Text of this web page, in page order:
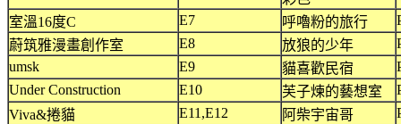
室溫16度C
E7 呼嚕粉的旅行
蔚筑雅漫畫創作室
E8 放狼的少年
umsk
E9 貓喜歡民宿
Under Construction
E10 芙子煉的藝想室
Viva&捲貓
E11,E12 阿柴宇宙哥